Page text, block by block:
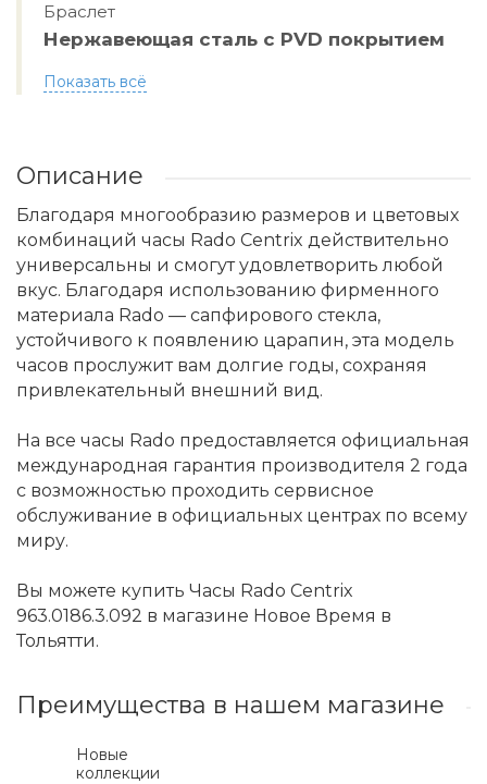
Браслет
Нержавеющая сталь с PVD покрытием
Показать всё
Описание
Благодаря многообразию размеров и цветовых
комбинаций часы Rado Centrix действительно
универсальны и смогут удовлетворить любой
вкус. Благодаря использованию фирменного
материала Rado — сапфирового стекла,
устойчивого к появлению царапин, эта модель
часов прослужит вам долгие годы, сохраняя
привлекательный внешний вид.
На все часы Rado предоставляется официальная
международная гарантия производителя 2 года
с возможностью проходить сервисное
обслуживание в официальных центрах по всему
миру.
Вы можете купить Часы Rado Centrix
963.0186.3.092 в магазине Новое Время в
Тольятти.
Преимущества в нашем магазине
Новые
коллекции